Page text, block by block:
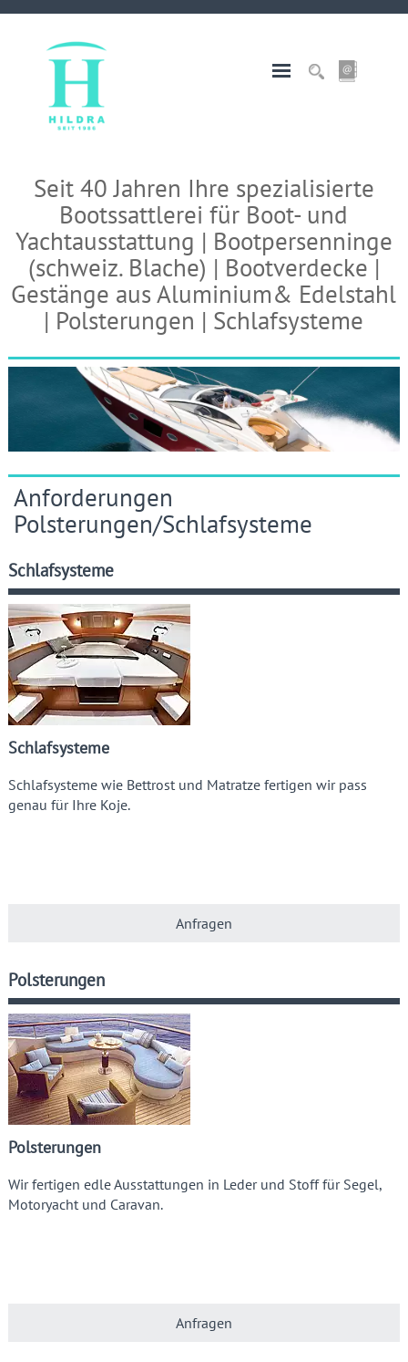
Seit 40 Jahren Ihre spezialisierte
Bootssattlerei für Boot- und
Yachtausstattung | Bootpersenninge
(schweiz. Blache) | Bootverdecke |
Gestänge aus Aluminium& Edelstahl
| Polsterungen | Schlafsysteme
Anforderungen
Polsterungen/Schlafsysteme
Schlafsysteme
Schlafsysteme
Schlafsysteme wie Bettrost und Matratze fertigen wir pass
genau für Ihre Koje.
Anfragen
Polsterungen
Polsterungen
Wir fertigen edle Ausstattungen in Leder und Stoff für Segel,
Motoryacht und Caravan.
Anfragen